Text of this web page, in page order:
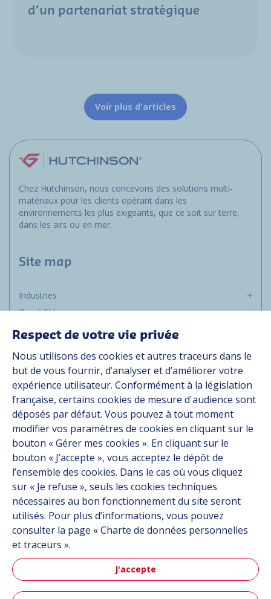
d’un partenariat stratégique
Voir plus d'articles
Chez Hutchinson, nous concevons des solutions multi-
matériaux pour les clients opérant dans les
environnements les plus exigeants, que ce soit sur terre,
dans les airs ou en mer.
Site map
Industries
Durabilité
Média
Groupe
Fournisseurs
Documentation
Contact
Follow us
LinkedIn
Instagram
Respect de votre vie privée
Nous utilisons des cookies et autres traceurs dans le
but de vous fournir, d’analyser et d’améliorer votre
expérience utilisateur. Conformément à la législation
française, certains cookies de mesure d'audience sont
déposés par défaut. Vous pouvez à tout moment
modifier vos paramètres de cookies en cliquant sur le
bouton « Gérer mes cookies ». En cliquant sur le
bouton « J’accepte », vous acceptez le dépôt de
l’ensemble des cookies. Dans le cas où vous cliquez
sur « Je refuse », seuls les cookies techniques
nécessaires au bon fonctionnement du site seront
utilisés. Pour plus d’informations, vous pouvez
consulter la page « Charte de données personnelles
et traceurs ».
J'accepte